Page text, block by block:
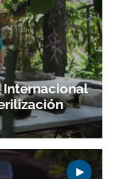
Internacional